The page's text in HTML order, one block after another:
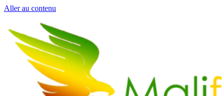
Aller au contenu